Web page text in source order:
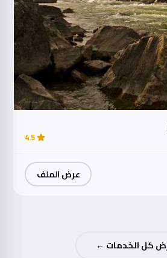
4.5
عرض الملف
كل الخدمات ←